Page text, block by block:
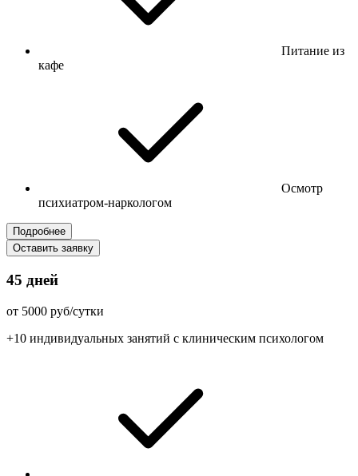
Питание из
кафе
Осмотр
психиатром-наркологом
Подробнее
Оставить заявку
45 дней
от 5000 руб/сутки
+10 индивидуальных занятий с клиническим психологом